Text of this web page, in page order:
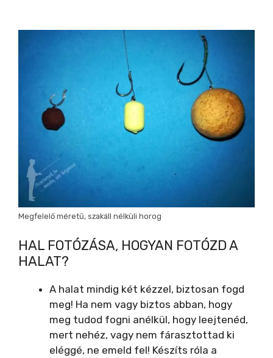
Megfelelő méretű, szakáll nélküli horog
HAL FOTÓZÁSA, HOGYAN FOTÓZD A
HALAT?
A halat mindig két kézzel, biztosan fogd
meg! Ha nem vagy biztos abban, hogy
meg tudod fogni anélkül, hogy leejtenéd,
mert nehéz, vagy nem fárasztottad ki
eléggé, ne emeld fel! Készíts róla a